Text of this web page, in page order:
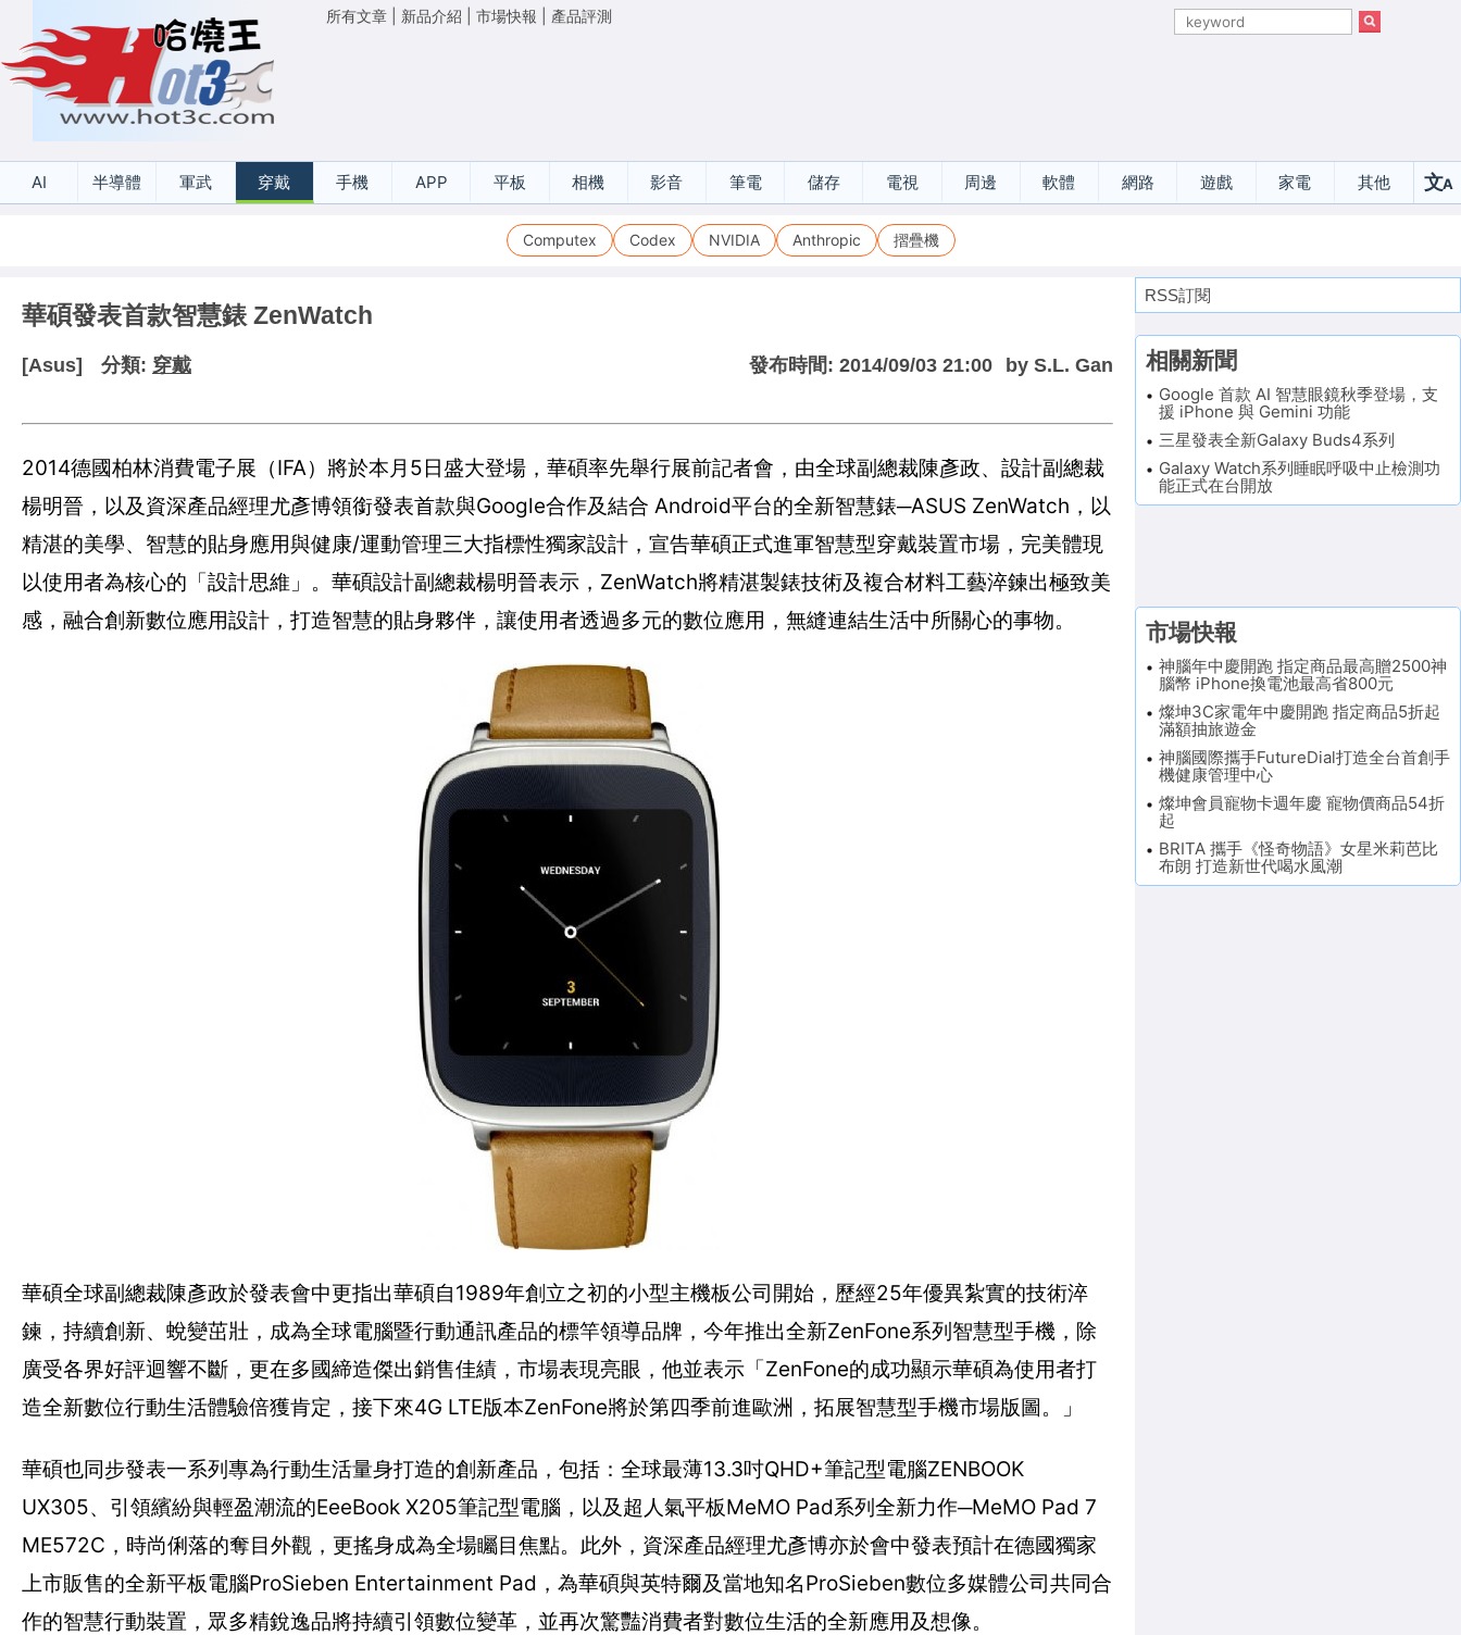
所有文章 新品介紹 市場快報 產品評測
AI 半導體 軍武 穿戴 手機 APP 平板 相機 影音 筆電 儲存 電視 周邊 軟體 網路 遊戲 家電 其他 文A
Computex Codex NVIDIA Anthropic 摺疊機
華碩發表首款智慧錶 ZenWatch
[Asus] 分類: 穿戴 發布時間: 2014/09/03 21:00 by S.L. Gan
2014德國柏林消費電子展（IFA）將於本月5日盛大登場，華碩率先舉行展前記者會，由全球副總裁陳彥政、設計副總裁
楊明晉，以及資深產品經理尤彥博領銜發表首款與Google合作及結合 Android平台的全新智慧錶─ASUS ZenWatch，以
精湛的美學、智慧的貼身應用與健康/運動管理三大指標性獨家設計，宣告華碩正式進軍智慧型穿戴裝置市場，完美體現
以使用者為核心的「設計思維」。華碩設計副總裁楊明晉表示，ZenWatch將精湛製錶技術及複合材料工藝淬鍊出極致美
感，融合創新數位應用設計，打造智慧的貼身夥伴，讓使用者透過多元的數位應用，無縫連結生活中所關心的事物。
華碩全球副總裁陳彥政於發表會中更指出華碩自1989年創立之初的小型主機板公司開始，歷經25年優異紮實的技術淬
鍊，持續創新、蛻變茁壯，成為全球電腦暨行動通訊產品的標竿領導品牌，今年推出全新ZenFone系列智慧型手機，除
廣受各界好評迴響不斷，更在多國締造傑出銷售佳績，市場表現亮眼，他並表示「ZenFone的成功顯示華碩為使用者打
造全新數位行動生活體驗倍獲肯定，接下來4G LTE版本ZenFone將於第四季前進歐洲，拓展智慧型手機市場版圖。」
華碩也同步發表一系列專為行動生活量身打造的創新產品，包括：全球最薄13.3吋QHD+筆記型電腦ZENBOOK
UX305、引領繽紛與輕盈潮流的EeeBook X205筆記型電腦，以及超人氣平板MeMO Pad系列全新力作─MeMO Pad 7
ME572C，時尚俐落的奪目外觀，更搖身成為全場矚目焦點。此外，資深產品經理尤彥博亦於會中發表預計在德國獨家
上市販售的全新平板電腦ProSieben Entertainment Pad，為華碩與英特爾及當地知名ProSieben數位多媒體公司共同合
作的智慧行動裝置，眾多精銳逸品將持續引領數位變革，並再次驚豔消費者對數位生活的全新應用及想像。
RSS訂閱
相關新聞
Google 首款 AI 智慧眼鏡秋季登場，支
援 iPhone 與 Gemini 功能
三星發表全新Galaxy Buds4系列
Galaxy Watch系列睡眠呼吸中止檢測功
能正式在台開放
市場快報
神腦年中慶開跑 指定商品最高贈2500神
腦幣 iPhone換電池最高省800元
燦坤3C家電年中慶開跑 指定商品5折起
滿額抽旅遊金
神腦國際攜手FutureDial打造全台首創手
機健康管理中心
燦坤會員寵物卡週年慶 寵物價商品54折
起
BRITA 攜手《怪奇物語》女星米莉芭比
布朗 打造新世代喝水風潮